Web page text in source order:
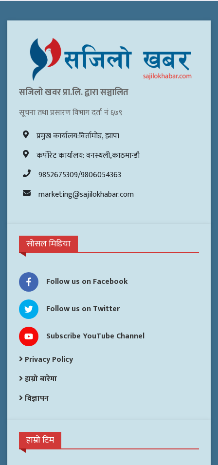
सजिलो खवर प्रा.लि. द्वारा सञ्चालित
सूचना तथा प्रसारण विभाग दर्ता नं ६७९
प्रमुख कार्यालय:विर्तामोड, झापा
कर्पोरेट कार्यालय: वनस्थली,काठमान्डौ
9852675309/9806054363
marketing@sajilokhabar.com
सोसल मिडिया
Follow us on Facebook
Follow us on Twitter
Subscribe YouTube Channel
Privacy Policy
हाम्रो बारेमा
विज्ञापन
हाम्रो टिम